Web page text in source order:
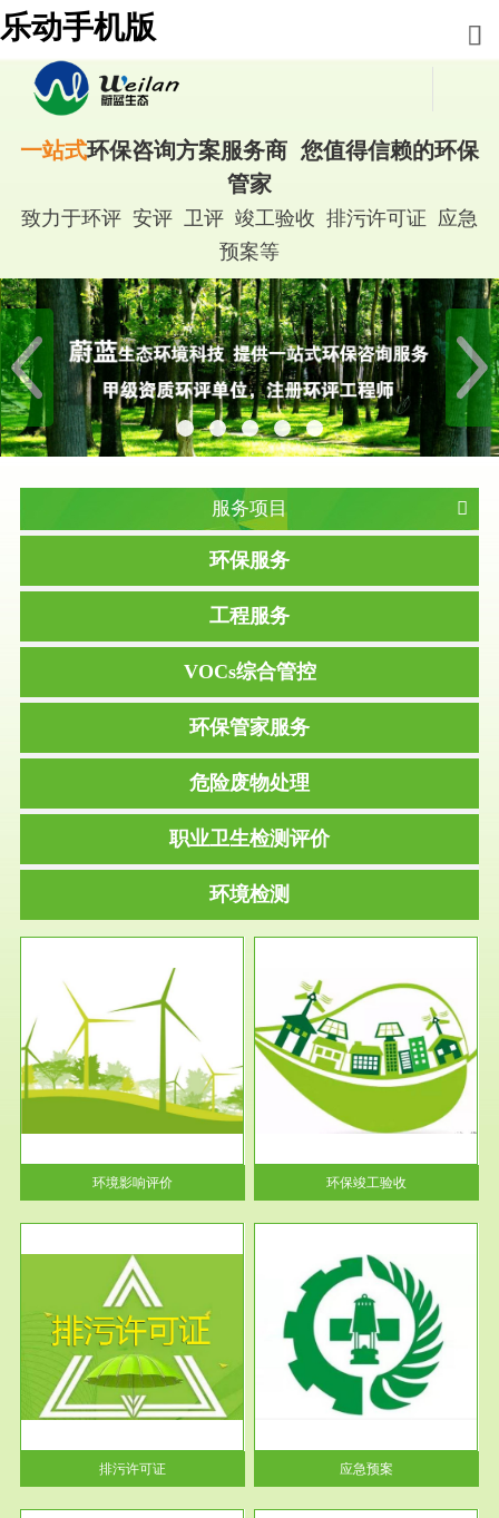
乐动手机版
一站式环保咨询方案服务商 您值得信赖的环保
管家
致力于环评 安评 卫评 竣工验收 排污许可证 应急
预案等
服务项目
环保服务
工程服务
VOCs综合管控
环保管家服务
危险废物处理
职业卫生检测评价
环境检测
环境影响评价
服务范围
环保竣工验收
根据《建设项目环境保护管理条
例》第十七条 编制环境影响报
告书、...
环保竣工验收
排污许可证
服务范围
应急预案
根据《中华人民共和国环境保护
法》第十九条 企业事业单位应
当按照...
应急预案